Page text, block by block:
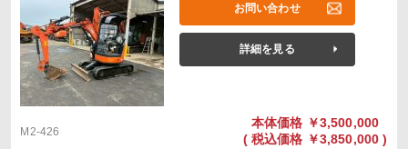
お問い合わせ
詳細を見る
M2-426
本体価格 ￥3,500,000
( 税込価格 ￥3,850,000 )